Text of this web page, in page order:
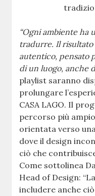
“Ogni ambiente ha
tradurre. Il risultato
autentico, pensato
di un luogo, anche
playlist saranno
prolungare
CASA LAGO. Il
percorso più
orientata verso
dove il design
ciò che
Come sottolinea
Head of Design:
includere anche